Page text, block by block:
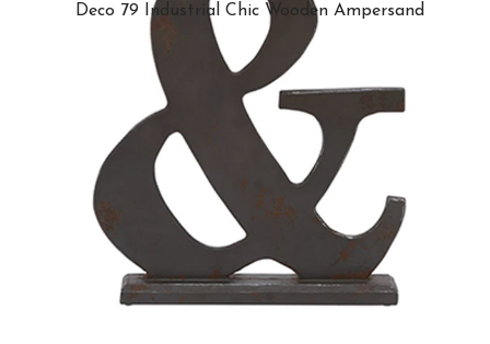
Deco 79 Industrial Chic Wooden Ampersand